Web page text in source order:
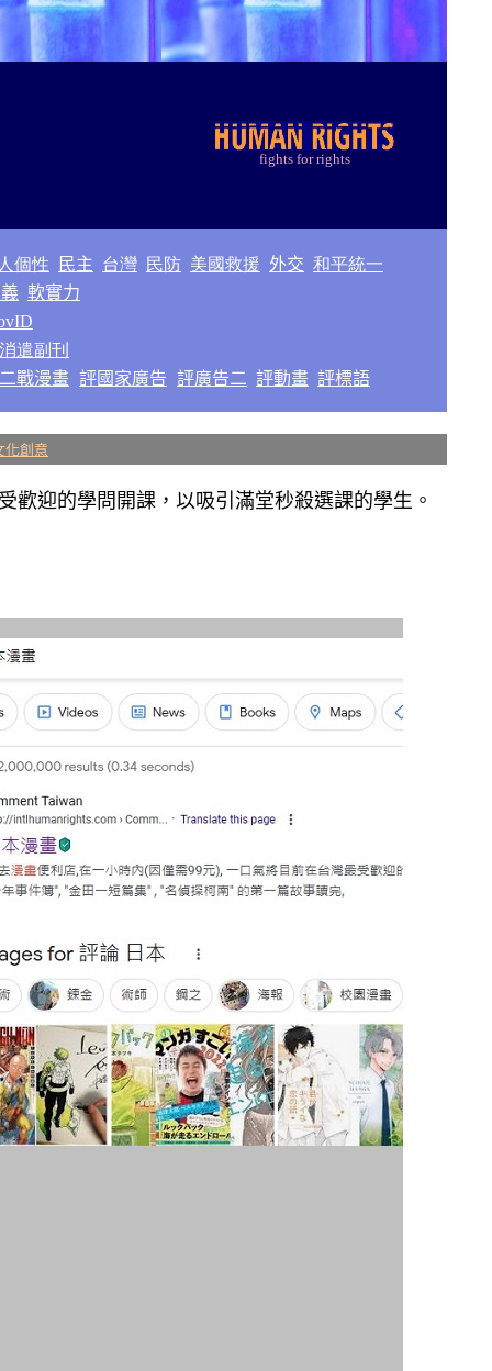
fights for rights
個性 民主 台灣 民防 美國救援 外交 和平統一
軟實力
消遣副刊
二戰漫畫 評國家廣告 評廣告二 評動畫 評標語
化創意
歡迎的學問開課，以吸引滿堂秒殺選課的學生。